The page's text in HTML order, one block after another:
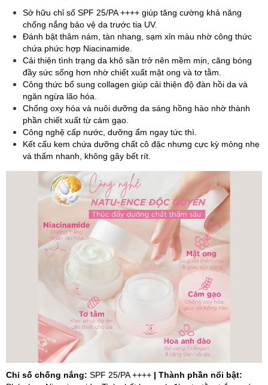
Sở hữu chỉ số SPF 25/PA ++++ giúp tăng cường khả năng
chống nắng bảo vệ da trước tia UV.
Đánh bật thâm nám, tàn nhang, sạm xỉn màu nhờ công thức
chứa phức hợp Niacinamide.
Cải thiện tình trạng da khô sần trở nên mềm mịn, căng bóng
đầy sức sống hơn nhờ chiết xuất mật ong và tơ tằm.
Công thức bổ sung collagen giúp cải thiện độ đàn hồi da và
ngăn ngừa lão hóa.
Chống oxy hóa và nuôi dưỡng da sáng hồng hào nhờ thành
phần chiết xuất từ cám gạo.
Công nghệ cấp nước, dưỡng ẩm ngay tức thì.
Kết cấu kem chứa dưỡng chất cô đặc nhưng cực kỳ mỏng nhẹ
và thấm nhanh, không gây bết rít.
Chỉ số chống nắng: SPF 25/PA ++++ | Thành phần nổi bật: